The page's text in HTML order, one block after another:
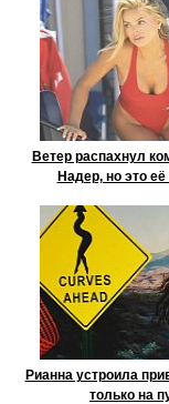
Ветер распахнул
Надер, но это
Рианна устроила
только на